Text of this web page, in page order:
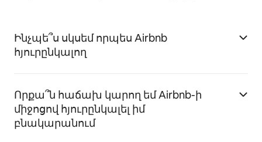
Ինչպե՞ս սկսեմ որպես Airbnb
հյուրընկալող
Որքա՞ն հաճախ կարող եմ Airbnb-ի
միջոցով հյուրընկալել իմ
բնակարանում